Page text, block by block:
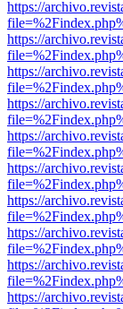
https://
https://
https://
https://
https://
https://
https://
https://
https://
https://